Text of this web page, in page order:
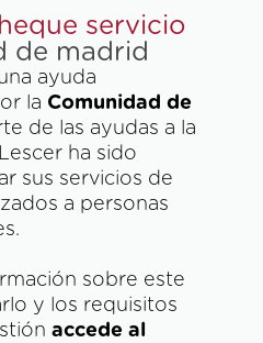
servicio
de madrid
ayuda
la Comunidad de
de las ayudas a la
ha sido
sus servicios de
a personas
sobre este
y los requisitos
accede al